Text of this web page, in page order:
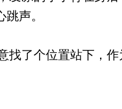
声。
了个位置站下，作